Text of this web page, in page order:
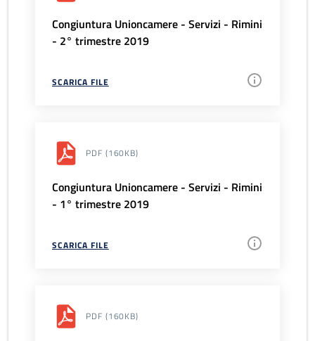
Congiuntura Unioncamere - Servizi - Rimini
- 2° trimestre 2019
SCARICA FILE
PDF (160KB)
Congiuntura Unioncamere - Servizi - Rimini
- 1° trimestre 2019
SCARICA FILE
PDF (160KB)